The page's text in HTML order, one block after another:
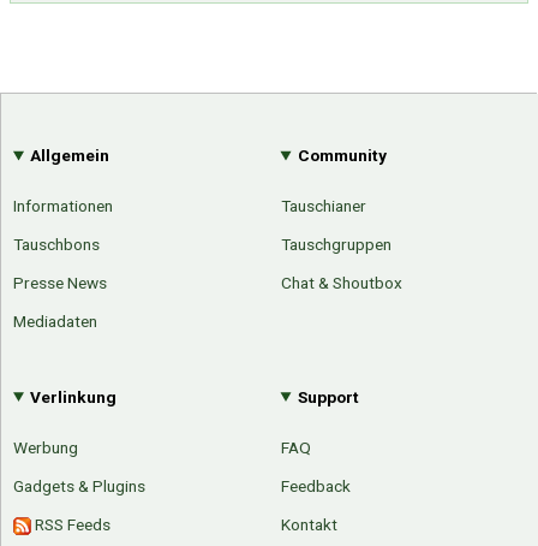
Allgemein
Informationen
Tauschbons
Presse News
Mediadaten
Community
Tauschianer
Tauschgruppen
Chat & Shoutbox
Verlinkung
Werbung
Gadgets & Plugins
RSS Feeds
Support
FAQ
Feedback
Kontakt